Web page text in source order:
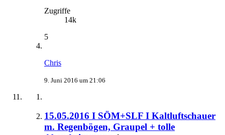
Zugriffe
14k
5
Chris
9. Juni 2016 um 21:06
15.05.2016 I SÖM+SLF I Kaltluftschauer
m. Regenbögen, Graupel + tolle